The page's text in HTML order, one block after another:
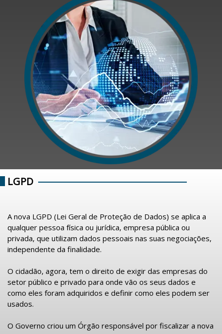
LGPD
A nova LGPD (Lei Geral de Proteção de Dados) se aplica a
qualquer pessoa física ou jurídica, empresa pública ou
privada, que utilizam dados pessoais nas suas negociações,
independente da finalidade.
O cidadão, agora, tem o direito de exigir das empresas do
setor público e privado para onde vão os seus dados e
como eles foram adquiridos e definir como eles podem ser
usados.
O Governo criou um Órgão responsável por fiscalizar a nova